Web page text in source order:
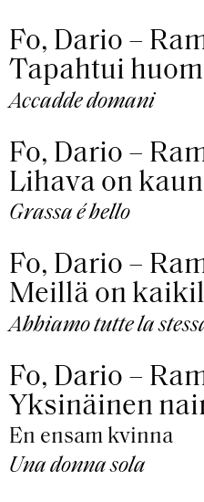
Fo, Dario –
Tapahtui
Accadde domani
Fo, Dario –
Lihava on
Grassa é bello
Fo, Dario –
Meillä on
Abbiamo tutte la
Fo, Dario –
Yksinäinen
En ensam kvinna
Una donna sola